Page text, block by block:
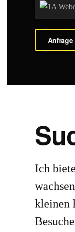
Anfrage
Ich biete
kleinen